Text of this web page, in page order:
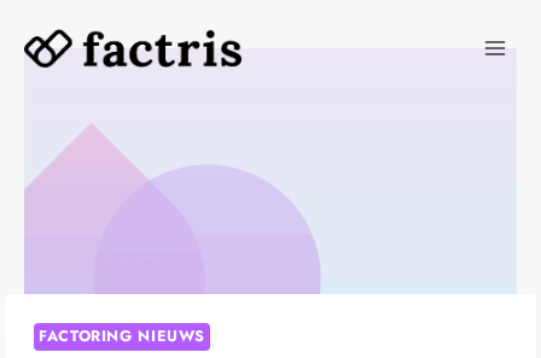
naar
FACTORING NIEUWS